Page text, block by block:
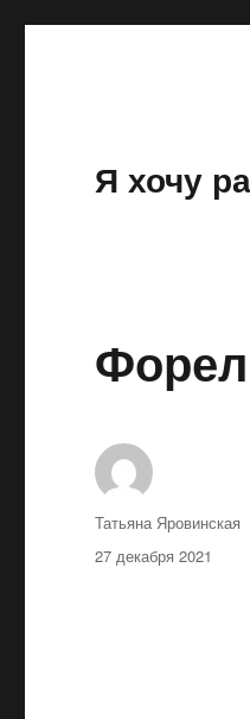
Я хочу
Автор
Татьяна Яровинская
Опубликовано
27 декабря 2021